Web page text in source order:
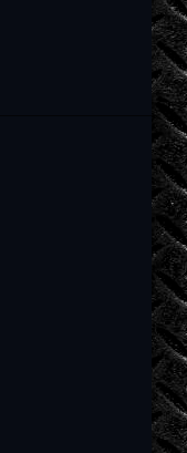
Джейн
Джейн